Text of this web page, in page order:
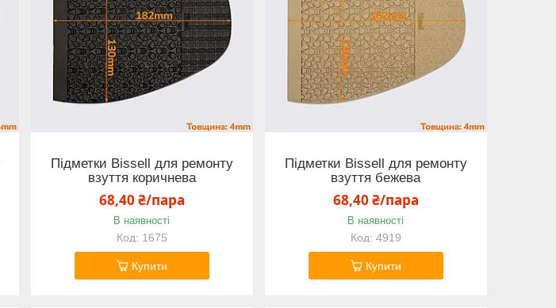
Підметки Bissell для ремонту
взуття коричнева
68,40 ₴/пара
В наявності
1675
Купити
Підметки Bissell для ремонту
взуття бежева
68,40 ₴/пара
В наявності
4919
Купити